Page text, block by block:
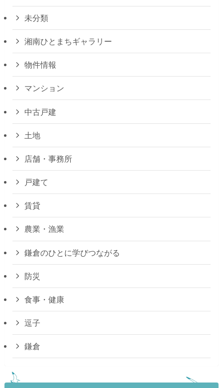
未分類
湘南ひとまちギャラリー
物件情報
マンション
中古戸建
土地
店舗・事務所
戸建て
賃貸
農業・漁業
鎌倉のひとに学びつながる
防災
食事・健康
逗子
鎌倉